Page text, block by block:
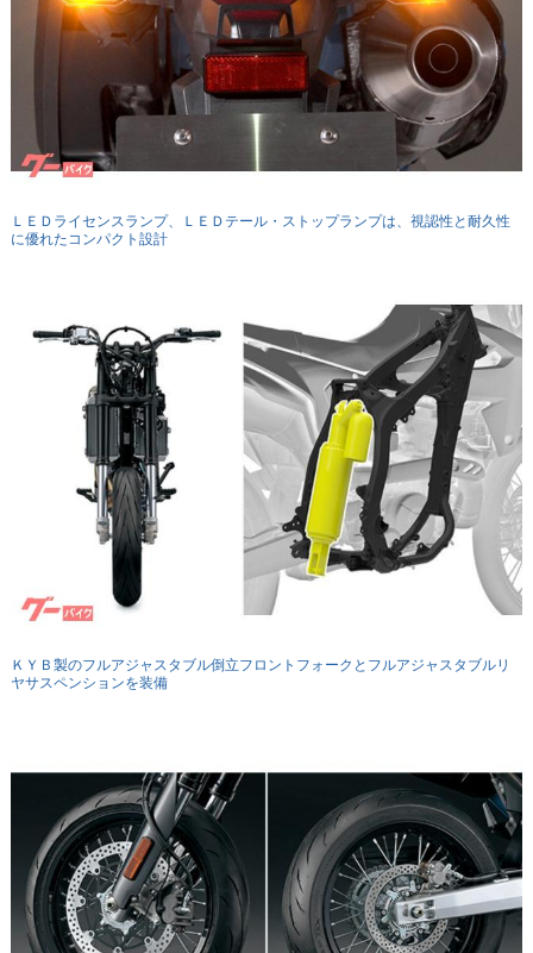
ＬＥＤライセンスランプ、ＬＥＤテール・ストップランプは、視認性と耐久性
に優れたコンパクト設計
ＫＹＢ製のフルアジャスタブル倒立フロントフォークとフルアジャスタブルリ
ヤサスペンションを装備